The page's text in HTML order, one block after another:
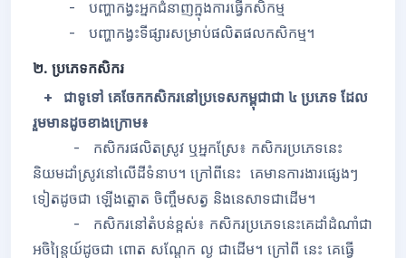
- បញ្ហាកង្វះអ្នកជំនាញក្នុងការធ្វើកសិកម្ម
- បញ្ហាកង្វះទីផ្សារសម្រាប់ផលិតផលកសិកម្ម។
២. ប្រភេទកសិករ
+ ជាទូទៅ គេចែកកសិករនៅប្រទេសកម្ពុជាជា ៤ ប្រភេទ ដែល
រួមមានដូចខាងក្រោម៖
- កសិករផលិតស្រូវ ឬអ្នកស្រែ៖ កសិករប្រភេទនេះ
និយមដាំស្រូវនៅលើដីទំនាប។ ក្រៅពីនេះ គេមានការងារផ្សេងៗ
ទៀតដូចជា ឡើងត្នោត ចិញ្ចឹមសត្វ និងនេសាទជាដើម។
- កសិករនៅតំបន់ខ្ពស់៖ កសិករប្រភេទនេះគេដាំដំណាំជា
អចិន្ត្រៃយ៍ដូចជា ពោត សណ្តែក ល្ង ជាដើម។ ក្រៅពី នេះ គេធ្វើ